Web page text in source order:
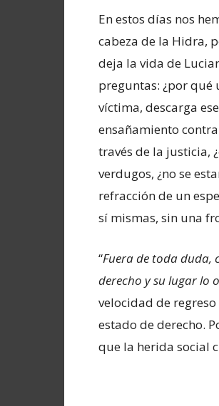
En estos días nos
cabeza de la Hidra,
deja la vida de
preguntas: ¿por qué
víctima, descarga
ensañamiento
través de la justicia,
verdugos, ¿no se
refracción de un
sí mismas, sin una
“Fuera de toda duda,
derecho y su lugar lo
velocidad de
estado de derecho.
que la herida social